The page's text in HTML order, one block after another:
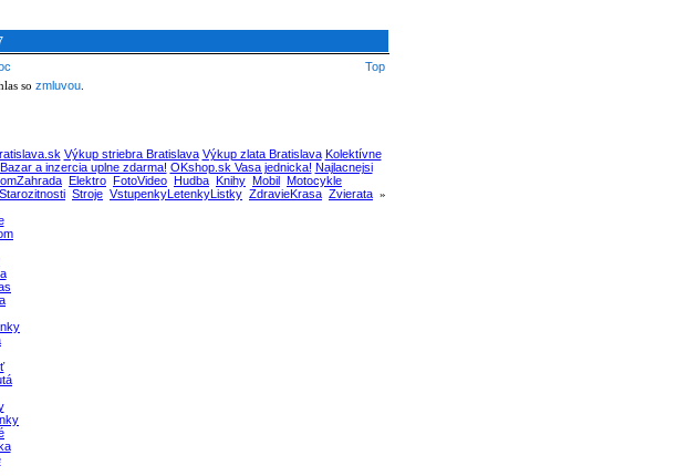
Top
so zmluvou
Výkup striebra Bratislava Výkup zlata Bratislava Kolektívne
a inzercia uplne zdarma! OKshop.sk Vasa jednicka! Najlacnejsi
Elektro FotoVideo Hudba Knihy Mobil Motocykle
Starozitnosti Stroje VstupenkyLetenkyListky ZdravieKrasa Zvierata »